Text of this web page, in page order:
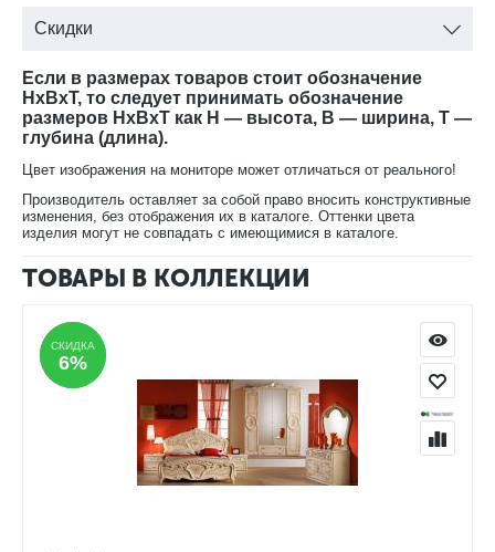
Скидки
Если в размерах товаров стоит обозначение
HxBxT, то следует принимать обозначение
размеров HxBxT как H — высота, B — ширина, T —
глубина (длина).
Цвет изображения на мониторе может отличаться от реального!
Производитель оставляет за собой право вносить конструктивные
изменения, без отображения их в каталоге. Оттенки цвета
изделия могут не совпадать с имеющимися в каталоге.
ТОВАРЫ В КОЛЛЕКЦИИ
СКИДКА
6%
СКИДКА
6%